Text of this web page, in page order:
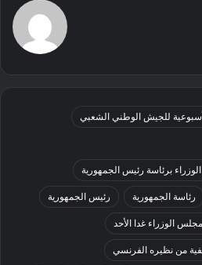
للجيش الوطني الشعبي
برئاسة رئيس الجمهورية
رئاسة الجمهورية رئيس الجمهورية
الوزراء غدا الأحد
من نظيره الفرنسي